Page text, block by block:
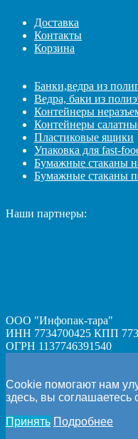
Доставка
Контакты
Корзина
Банки,ведра из
Ведра, баки из
Контейнеры
Контейнеры
Пластиковые ящики
Упаковка для fast-
Бумажные стаканы
Бумажные стаканы
Наши партнеры:
ООО "Инфопак-тара"
ИНН 7734700425 КПП
ОГРН 1137746391540
Cookie помогают нам
здесь, вы соглашаетесь
Принять Подробнее